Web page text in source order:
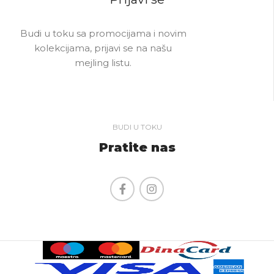
Budi u toku sa promocijama i novim
kolekcijama, prijavi se na našu
mejling listu.
BUDI U TOKU
Pratite nas